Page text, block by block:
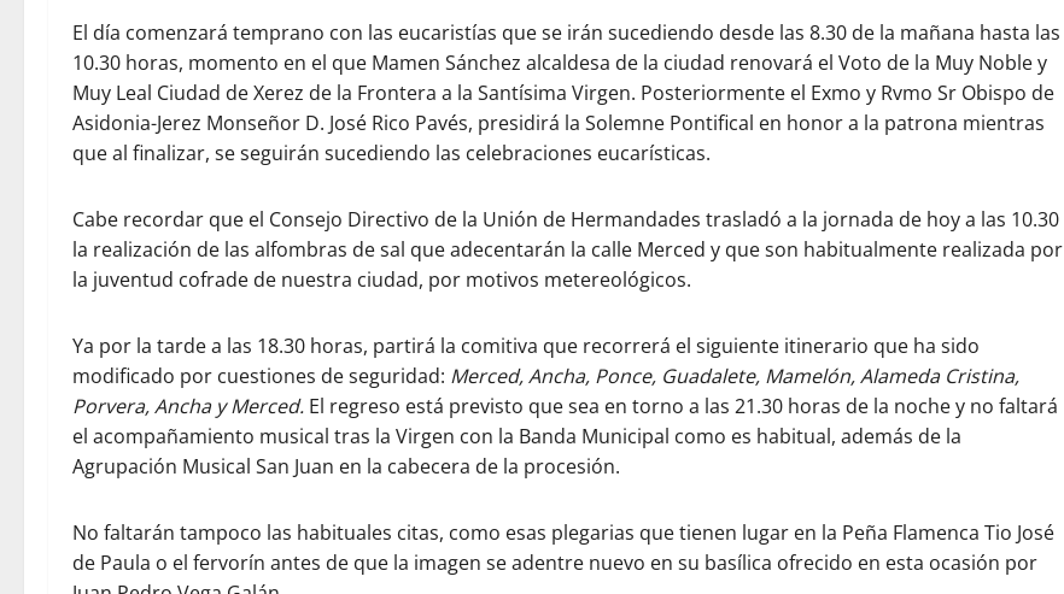
El día comenzará temprano con las eucaristías que se irán sucediendo desde las 8.30 de la mañana hasta las
10.30 horas, momento en el que Mamen Sánchez alcaldesa de la ciudad renovará el Voto de la Muy Noble y
Muy Leal Ciudad de Xerez de la Frontera a la Santísima Virgen. Posteriormente el Exmo y Rvmo Sr Obispo de
Asidonia-Jerez Monseñor D. José Rico Pavés, presidirá la Solemne Pontifical en honor a la patrona mientras
que al finalizar, se seguirán sucediendo las celebraciones eucarísticas.
Cabe recordar que el Consejo Directivo de la Unión de Hermandades trasladó a la jornada de hoy a las 10.30
la realización de las alfombras de sal que adecentarán la calle Merced y que son habitualmente realizada por
la juventud cofrade de nuestra ciudad, por motivos metereológicos.
Ya por la tarde a las 18.30 horas, partirá la comitiva que recorrerá el siguiente itinerario que ha sido
modificado por cuestiones de seguridad: Merced, Ancha, Ponce, Guadalete, Mamelón, Alameda Cristina,
Porvera, Ancha y Merced. El regreso está previsto que sea en torno a las 21.30 horas de la noche y no faltará
el acompañamiento musical tras la Virgen con la Banda Municipal como es habitual, además de la
Agrupación Musical San Juan en la cabecera de la procesión.
No faltarán tampoco las habituales citas, como esas plegarias que tienen lugar en la Peña Flamenca Tio José
de Paula o el fervorín antes de que la imagen se adentre nuevo en su basílica ofrecido en esta ocasión por